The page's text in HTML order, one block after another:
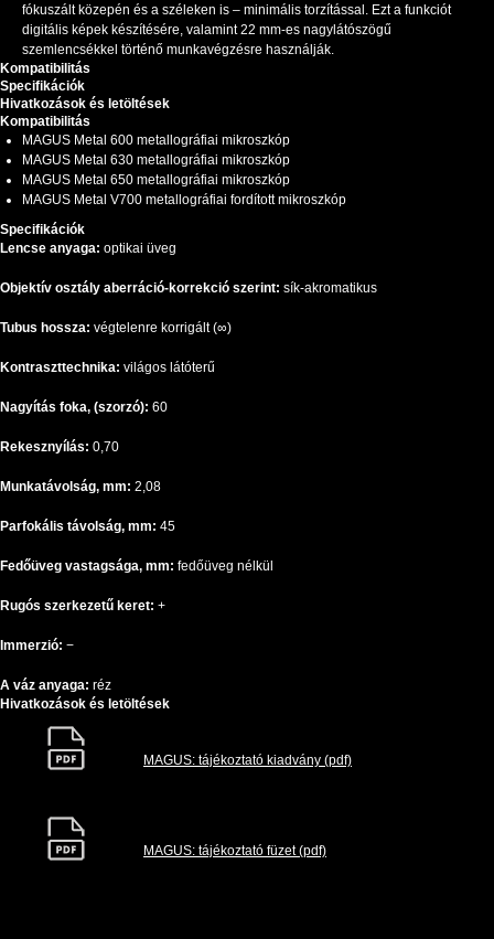
fókuszált közepén és a széleken is – minimális torzítással. Ezt a funkciót
digitális képek készítésére, valamint 22 mm-es nagylátószögű
szemlencsékkel történő munkavégzésre használják.
Kompatibilitás
Specifikációk
Hivatkozások és letöltések
Kompatibilitás
MAGUS Metal 600 metallográfiai mikroszkóp
MAGUS Metal 630 metallográfiai mikroszkóp
MAGUS Metal 650 metallográfiai mikroszkóp
MAGUS Metal V700 metallográfiai fordított mikroszkóp
Specifikációk
Lencse anyaga: optikai üveg
Objektív osztály aberráció-korrekció szerint: sík-akromatikus
Tubus hossza: végtelenre korrigált (∞)
Kontraszttechnika: világos látóterű
Nagyítás foka, (szorzó): 60
Rekesznyílás: 0,70
Munkatávolság, mm: 2,08
Parfokális távolság, mm: 45
Fedőüveg vastagsága, mm: fedőüveg nélkül
Rugós szerkezetű keret: +
Immerzió: −
A váz anyaga: réz
Hivatkozások és letöltések
MAGUS: tájékoztató kiadvány (pdf)
MAGUS: tájékoztató füzet (pdf)